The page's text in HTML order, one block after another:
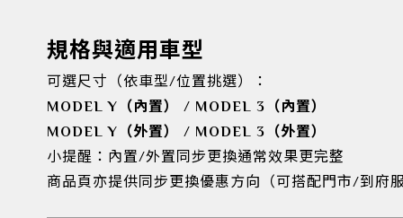
規格與適用車型
可選尺寸（依車型/位置挑選）：
MODEL Y（內置）
/ MODEL 3（內置）
MODEL Y（外置）
/ MODEL 3（外置）
小提醒：內置/外置同步更換通常效果更完整
商品頁亦提供同步更換優惠方向（可搭配門市/到府